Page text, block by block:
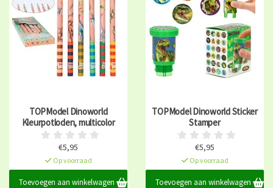
TOPModel Dinoworld
Kleurpotloden, multicolor
€5,95
Op voorraad
Toevoegen aan winkelwagen
TOPModel Dinoworld Sticker
Stamper
€5,95
Op voorraad
Toevoegen aan winkelwagen